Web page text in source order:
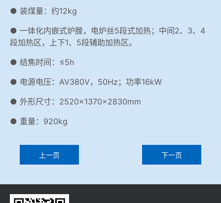
● 装煤量：约12kg
● 一体化内嵌式炉膛，电炉丝5段式加热；中间2、3、4
段加热区，上下1、5段辅助加热区。
● 结焦时间：≤5h
● 电源电压：AV380V，50Hz；功率16kW
● 外形尺寸：2520×1370×2830mm
● 重量：920kg
上一页 下一页